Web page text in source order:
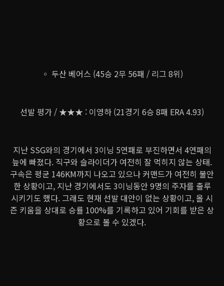
◦ 두산 베어스 (45승 2무 56패 / 리그 8위)
선발 평가 / ★★★ : 이영하 (21경기 6승 8패 ERA 4.93)
지난 SSG와의 경기에서 3이닝 5연패로 부진하면서 4연패의
늪에 빠졌다. 직구와 슬라이더가 여전히 잘 먹히지 않는 상태.
구속은 평균 146KM까지 나오고 있으나 커맨드가 여전히 불안
한 상황이고, 지난 경기에서도 3이닝동안 9명의 주자를 출루
시키기도 했다. 그래도 현재 선발 대안이 없는 상황이고, 올 시
즌 키움을 상대로 승률 100%를 기록하고 있어 기회를 받은 상
황으로 볼 수 있겠다.